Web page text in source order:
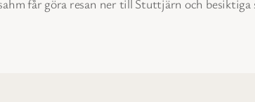
får göra resan ner till Stuttjärn och besiktiga